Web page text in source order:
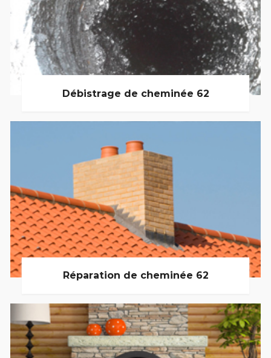
Débistrage de cheminée 62
Réparation de cheminée 62